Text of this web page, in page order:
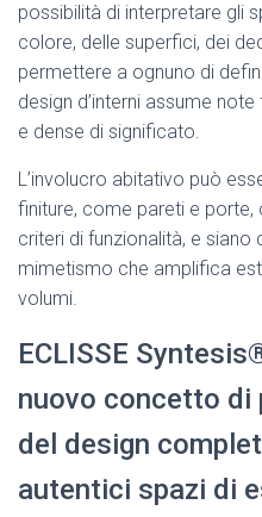
possibilità di interpretare gli
colore, delle superfici, dei
permettere a ognuno di
design d’interni assume
e dense di significato.
L’involucro abitativo può
finiture, come pareti e
criteri di funzionalità, e siano
mimetismo che amplifica
volumi.
ECLISSE
nuovo concetto di
del design
autentici spazi di